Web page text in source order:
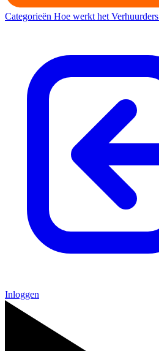
Categorieën Hoe werkt het Verhuurders
Inloggen